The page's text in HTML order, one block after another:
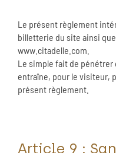
Le présent règlement
billetterie du site ainsi
www.citadelle.com.
Le simple fait de pénétrer
entraîne, pour le visiteur,
présent règlement.
Article 9 :